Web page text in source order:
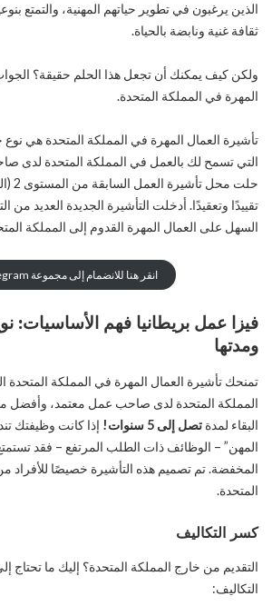
الذين يرغبون في تطوير حياتهم المهنية، والتمتع
ثقافة غنية ونابضة بالحياة.
ولكن كيف يمكنك أن تجعل هذا الحلم حقيقة؟
المهرة في المملكة المتحدة.
تأشيرة العمال المهرة في المملكة المتحدة هي
التي تسمح لك بالعمل في المملكة المتحدة لدى
حلت
تقييدًا وتعقيدًا. أدخلت التأشيرة الجديدة العديد من
السهل على العمال المهرة القدوم إلى المملكة
انقر هنا للانضمام إلى مجموعة Telegram
فيزا عمل بريطانيا فهم الأساسيات:
ومدتها
تمنحك تأشيرة العمال المهرة في المملكة
المملكة المتحدة لدى صاحب عمل معتمد، وأفضل
البقاء لمدة تصل إلى 5 سنوات!
إذا كانت وظيفتك
المهن” – الوظائف ذات الطلب المرتفع – فقد
المخفضة. تم تصميم هذه التأشيرة خصيصًا للأفراد
المتحدة.
كسر التكاليف
التقديم من خارج المملكة المتحدة؟ إليك ما تحتاج
التكاليف: